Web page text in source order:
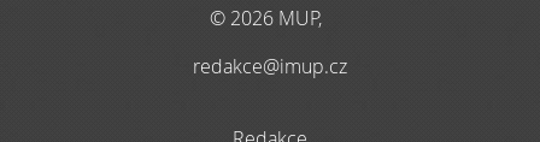
© 2026 MUP,
redakce@imup.cz